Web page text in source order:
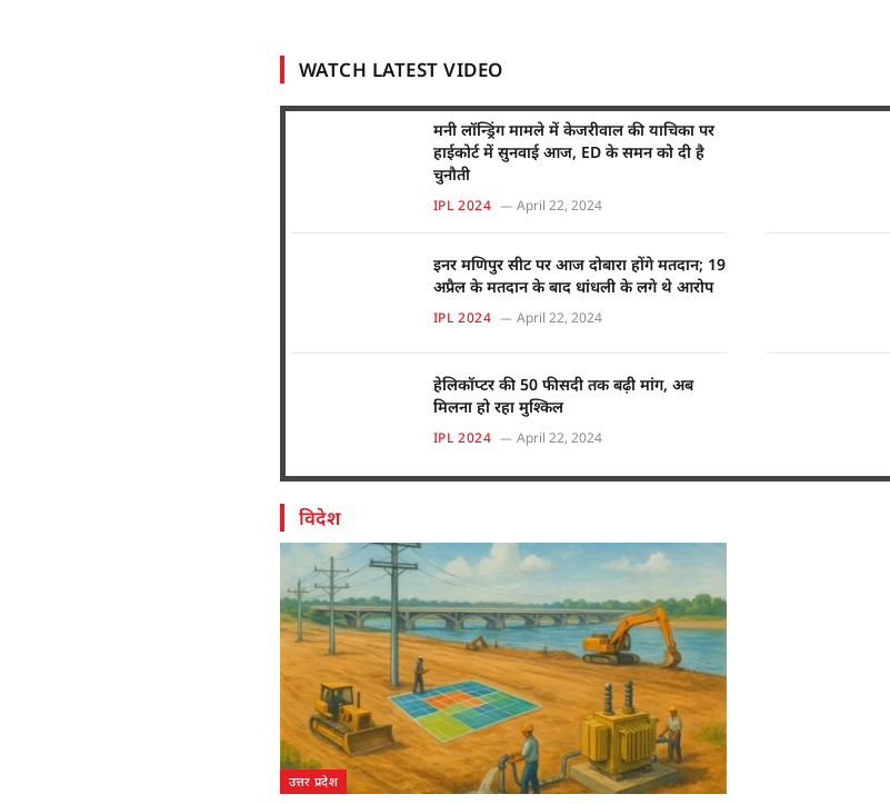
WATCH LATEST VIDEO
मनी लॉन्ड्रिंग मामले में केजरीवाल की याचिका पर
हाईकोर्ट में सुनवाई आज, ED के समन को दी है
चुनौती
IPL 2024 April 22, 2024
इनर मणिपुर सीट पर आज दोबारा होंगे मतदान; 19
अप्रैल के मतदान के बाद धांधली के लगे थे आरोप
IPL 2024 April 22, 2024
हेलिकॉप्टर की 50 फीसदी तक बढ़ी मांग, अब
मिलना हो रहा मुश्किल
IPL 2024 April 22, 2024
विदेश
उत्तर प्रदेश